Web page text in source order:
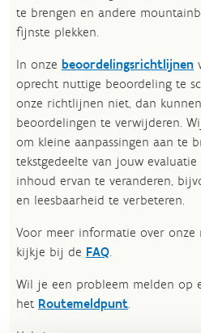
te brengen en andere
fijnste plekken.
In onze beoordelingsrichtlijnen
oprecht nuttige beoordeling te
onze richtlijnen niet, dan
beoordelingen te verwijderen.
om kleine aanpassingen aan te
tekstgedeelte van jouw
inhoud ervan te veranderen,
en leesbaarheid te verbeteren.​
Voor meer informatie over onze
kijkje bij de FAQ.
Wil je een probleem melden op
het Routemeldpunt.